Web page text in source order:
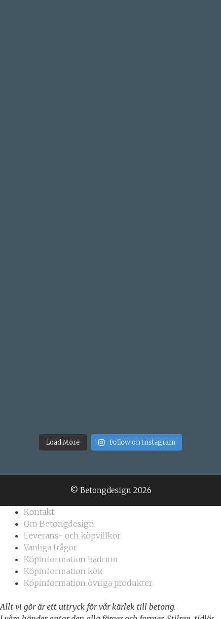
Load More Follow on Instagram
© Betongdesign 2026
Kontakt
Om Betongdesign
Leverans- och köpvillkor
Vanliga frågor
Köpinformation badrum
Köpinformation kök
Köpinformation övriga produkter
Allt vi gör är ett uttryck för vår kärlek till betong.